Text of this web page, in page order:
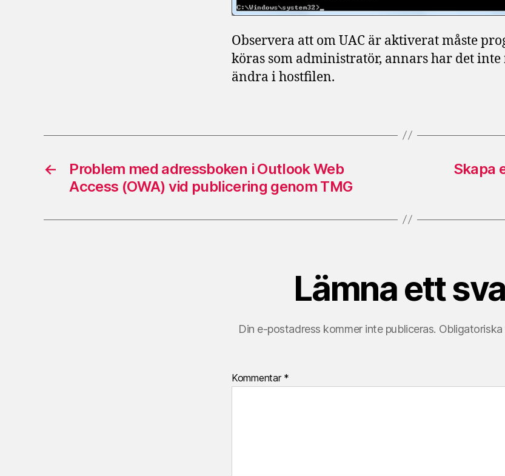
Observera att om UAC är aktiverat måste
köras som administratör, annars har det
ändra i hostfilen.
←
Problem med adressboken i Outlook Web
Access (OWA) vid publicering genom TMG
Skapa
Lämna ett
Din e-postadress kommer inte publiceras.
Kommentar *